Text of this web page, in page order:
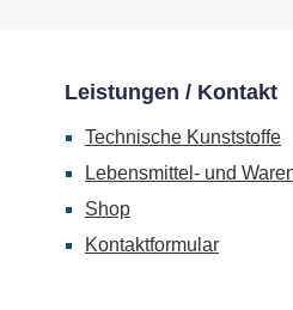
Leistungen / Kontakt
Technische Kunststoffe
Lebensmittel- und
Shop
Kontaktformular